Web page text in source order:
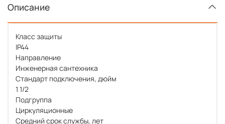
Описание
Класс защиты
IP44
Направление
Инженерная сантехника
Стандарт подключения, дюйм
1 1/2
Подгруппа
Циркуляционные
Средний срок службы, лет